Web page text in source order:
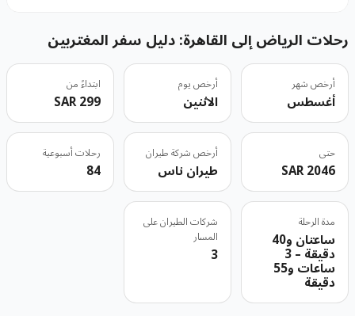
رحلات الرياض إلى القاهرة: دليل سفر المغتربين
أرخص شهر
أغسطس
أرخص يوم
الاثنين
ابتداءً من
299 SAR
حتى
2046 SAR
أرخص شركة طيران
طيران ناس
رحلات أسبوعية
84
مدة الرحلة
ساعتان و40
دقيقة – 3
ساعات و55
دقيقة
شركات الطيران على
المسار
3